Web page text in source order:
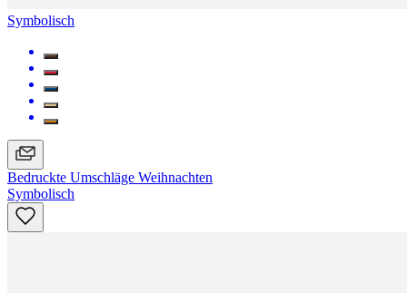
Symbolisch
Bedruckte Umschläge Weihnachten
Symbolisch